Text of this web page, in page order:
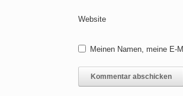
Website
Meinen Namen, meine E-